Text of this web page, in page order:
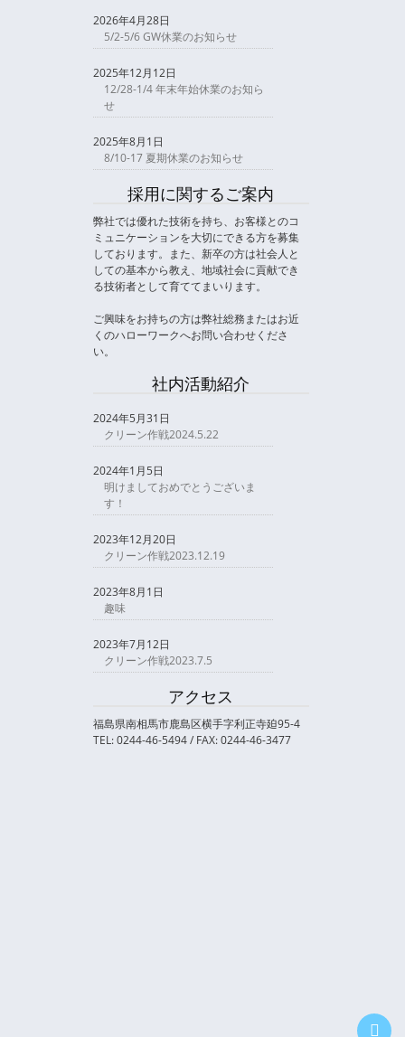
2026年4月28日
5/2-5/6 GW休業のお知らせ
2025年12月12日
12/28-1/4 年末年始休業のお知ら
せ
2025年8月1日
8/10-17 夏期休業のお知らせ
採用に関するご案内
弊社では優れた技術を持ち、お客様とのコ
ミュニケーションを大切にできる方を募集
しております。また、新卒の方は社会人と
しての基本から教え、地域社会に貢献でき
る技術者として育ててまいります。
ご興味をお持ちの方は弊社総務またはお近
くのハローワークへお問い合わせくださ
い。
社内活動紹介
2024年5月31日
クリーン作戦2024.5.22
2024年1月5日
明けましておめでとうございま
す！
2023年12月20日
クリーン作戦2023.12.19
2023年8月1日
趣味
2023年7月12日
クリーン作戦2023.7.5
アクセス
福島県南相馬市鹿島区横手字利正寺廹95-4
TEL: 0244-46-5494 / FAX: 0244-46-3477